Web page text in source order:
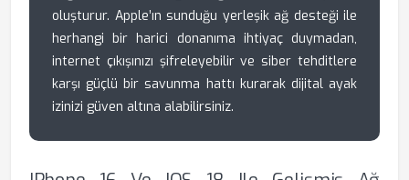
oluşturur. Apple’ın sunduğu yerleşik ağ desteği ile
herhangi bir harici donanıma ihtiyaç duymadan,
internet çıkışınızı şifreleyebilir ve siber tehditlere
karşı güçlü bir savunma hattı kurarak dijital ayak
izinizi güven altına alabilirsiniz.